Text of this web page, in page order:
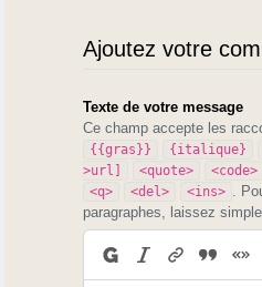
Ajoutez votre
Texte de votre message
Ce champ accepte les
{{gras}} {italique}
>url]
<quote> <code>
<q> <del> <ins>
.
paragraphes, laissez